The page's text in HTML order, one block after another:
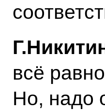
всё
Но, надо